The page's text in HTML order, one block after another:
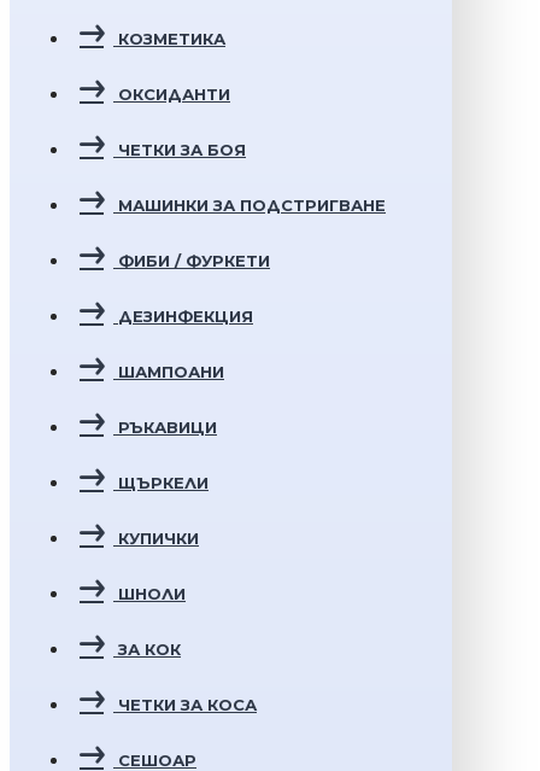
КОЗМЕТИКА
ОКСИДАНТИ
ЧЕТКИ ЗА БОЯ
МАШИНКИ ЗА ПОДСТРИГВАНЕ
ФИБИ / ФУРКЕТИ
ДЕЗИНФЕКЦИЯ
ШАМПОАНИ
РЪКАВИЦИ
ЩЪРКЕЛИ
КУПИЧКИ
ШНОЛИ
ЗА КОК
ЧЕТКИ ЗА КОСА
СЕШОАР